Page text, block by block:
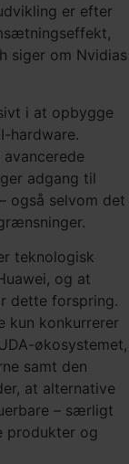
er efter
siger om Nvidias
i at opbygge
hardware.
adgang til
også selvom det
teknologisk
og at
dette forspring.
kun konkurrerer
økosystemet,
samt den
at alternative
– særligt
produkter og